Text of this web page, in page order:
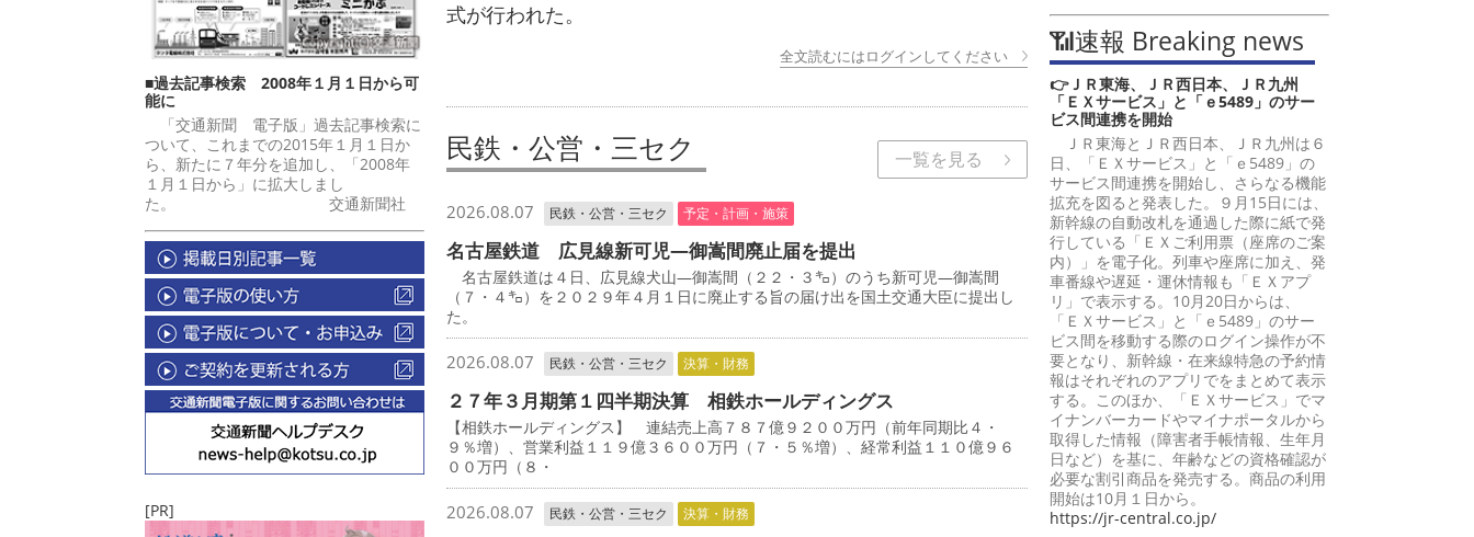
■過去記事検索 2008年１月１日から可
能に
「交通新聞 電子版」過去記事検索に
ついて、これまでの2015年１月１日か
ら、新たに７年分を追加し、「2008年
１月１日から」に拡大しまし
た。 交通新聞社
[PR]
式が行われた。
全文読むにはログインしてください
民鉄・公営・三セク 一覧を見る
2026.08.07 民鉄・公営・三セク 予定・計画・施策
名古屋鉄道 広見線新可児―御嵩間廃止届を提出
名古屋鉄道は４日、広見線犬山―御嵩間（２２・３㌔）のうち新可児―御嵩間
（７・４㌔）を２０２９年４月１日に廃止する旨の届け出を国土交通大臣に提出し
た。
2026.08.07 民鉄・公営・三セク 決算・財務
２７年３月期第１四半期決算 相鉄ホールディングス
【相鉄ホールディングス】 連結売上高７８７億９２００万円（前年同期比４・
９％増）、営業利益１１９億３６００万円（７・５％増）、経常利益１１０億９６
００万円（８・
2026.08.07 民鉄・公営・三セク 決算・財務
📶速報 Breaking news
👉ＪＲ東海、ＪＲ西日本、ＪＲ九州
「ＥＸサービス」と「ｅ5489」のサー
ビス間連携を開始
ＪＲ東海とＪＲ西日本、ＪＲ九州は６
日、「ＥＸサービス」と「ｅ5489」の
サービス間連携を開始し、さらなる機能
拡充を図ると発表した。９月15日には、
新幹線の自動改札を通過した際に紙で発
行している「ＥＸご利用票（座席のご案
内）」を電子化。列車や座席に加え、発
車番線や遅延・運休情報も「ＥＸアプ
リ」で表示する。10月20日からは、
「ＥＸサービス」と「ｅ5489」のサー
ビス間を移動する際のログイン操作が不
要となり、新幹線・在来線特急の予約情
報はそれぞれのアプリでをまとめて表示
する。このほか、「ＥＸサービス」でマ
イナンバーカードやマイナポータルから
取得した情報（障害者手帳情報、生年月
日など）を基に、年齢などの資格確認が
必要な割引商品を発売する。商品の利用
開始は10月１日から。
https://jr-central.co.jp/